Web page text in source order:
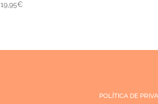
19,95€
POLÍTICA DE